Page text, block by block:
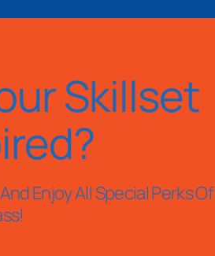
Skillset
Enjoy All Special Perks Of